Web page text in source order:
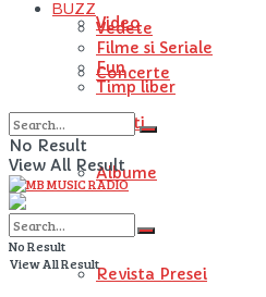
Video
Concerte
Artisti
Albume
STIRI
Revista Presei
BUZZ
Vedete
Filme si Seriale
Fun
Timp liber
No Result
View All Result
No Result
View All Result